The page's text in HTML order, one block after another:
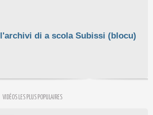
l'archivi di a scola Subissi (blocu)
VIDÉOS LES PLUS POPULAIRES